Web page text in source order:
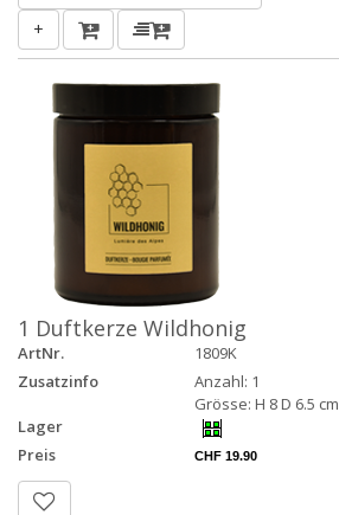
+
1 Duftkerze Wildhonig
ArtNr.
1809K
Zusatzinfo
Anzahl: 1
Grösse: H 8 D 6.5 cm
Lager
Preis
CHF 19.90